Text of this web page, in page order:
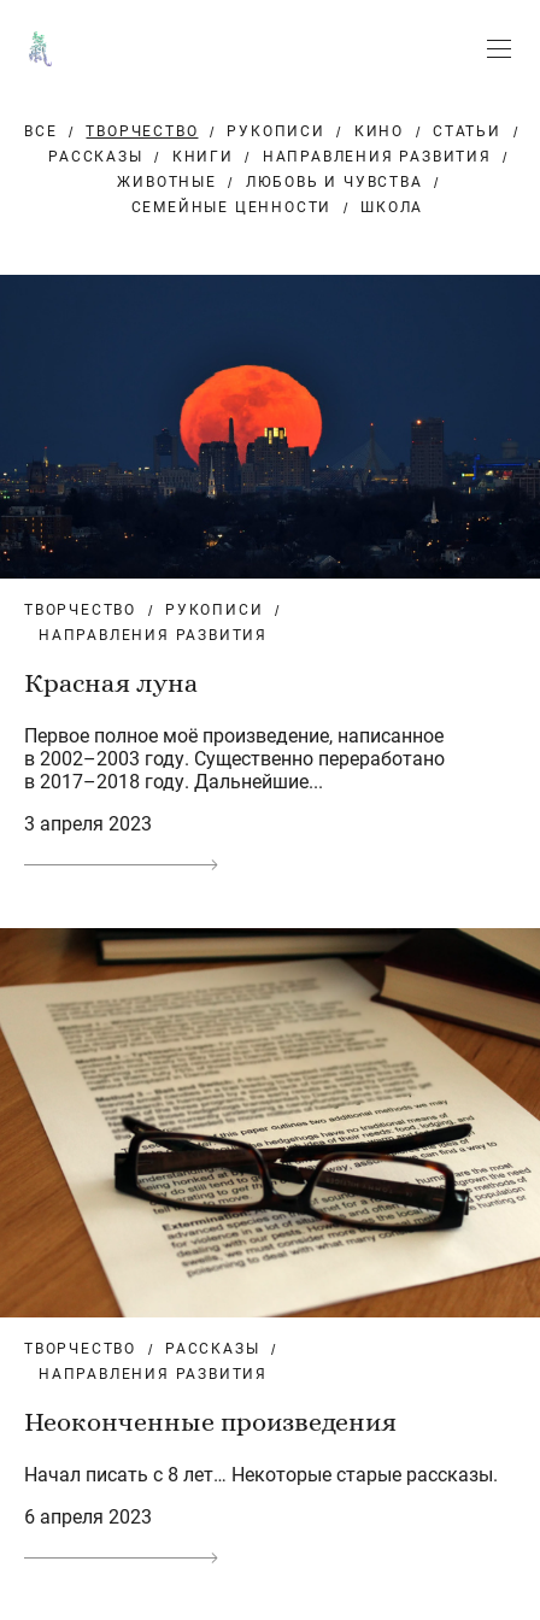
ВСЕ ТВОРЧЕСТВО РУКОПИСИ КИНО
СТАТЬИ
РАССКАЗЫ
КНИГИ
НАПРАВЛЕНИЯ РАЗВИТИЯ
ЖИВОТНЫЕ
ЛЮБОВЬ И ЧУВСТВА
СЕМЕЙНЫЕ ЦЕННОСТИ
ШКОЛА
ТВОРЧЕСТВО
РУКОПИСИ
НАПРАВЛЕНИЯ РАЗВИТИЯ
Красная луна
Первое полное моё произведение, написанное
в 2002–2003 году. Существенно переработано
в 2017–2018 году. Дальнейшие...
3 апреля 2023
ТВОРЧЕСТВО
РАССКАЗЫ
НАПРАВЛЕНИЯ РАЗВИТИЯ
Неоконченные произведения
Начал писать с 8 лет… Некоторые старые рассказы.
6 апреля 2023